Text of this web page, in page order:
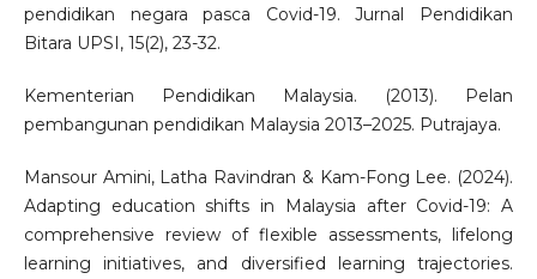
pendidikan negara pasca Covid-19. Jurnal Pendidikan
Bitara UPSI, 15(2), 23-32.
Kementerian Pendidikan Malaysia. (2013). Pelan
pembangunan pendidikan Malaysia 2013–2025. Putrajaya.
Mansour Amini, Latha Ravindran & Kam-Fong Lee. (2024).
Adapting education shifts in Malaysia after Covid-19: A
comprehensive review of flexible assessments, lifelong
learning initiatives, and diversified learning trajectories.